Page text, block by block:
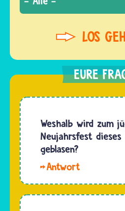
Weshalb wird zum
Neujahrsfest dieses
geblasen?
jüdische